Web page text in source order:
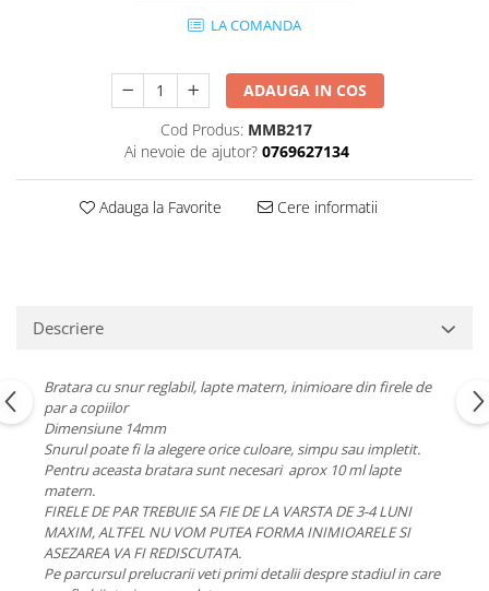
LA COMANDA
ADAUGA IN COS
Cod Produs: MMB217
Ai nevoie de ajutor? 0769627134
Adauga la Favorite Cere informatii
Descriere
Bratara cu snur reglabil, lapte matern, inimioare din firele de
par a copiilor
Dimensiune 14mm
Snurul poate fi la alegere orice culoare, simpu sau impletit.
Pentru aceasta bratara sunt necesari aprox 10 ml lapte
matern.
FIRELE DE PAR TREBUIE SA FIE DE LA VARSTA DE 3-4 LUNI
MAXIM, ALTFEL NU VOM PUTEA FORMA INIMIOARELE SI
ASEZAREA VA FI REDISCUTATA.
Pe parcursul prelucrarii veti primi detalii despre stadiul in care